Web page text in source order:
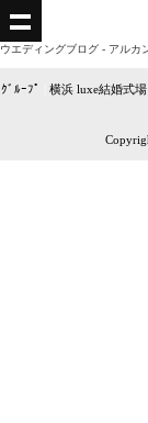
ウエディングブログ - アルカ
ｸﾞﾙｰﾌﾟ 横浜 luxe結婚式場|